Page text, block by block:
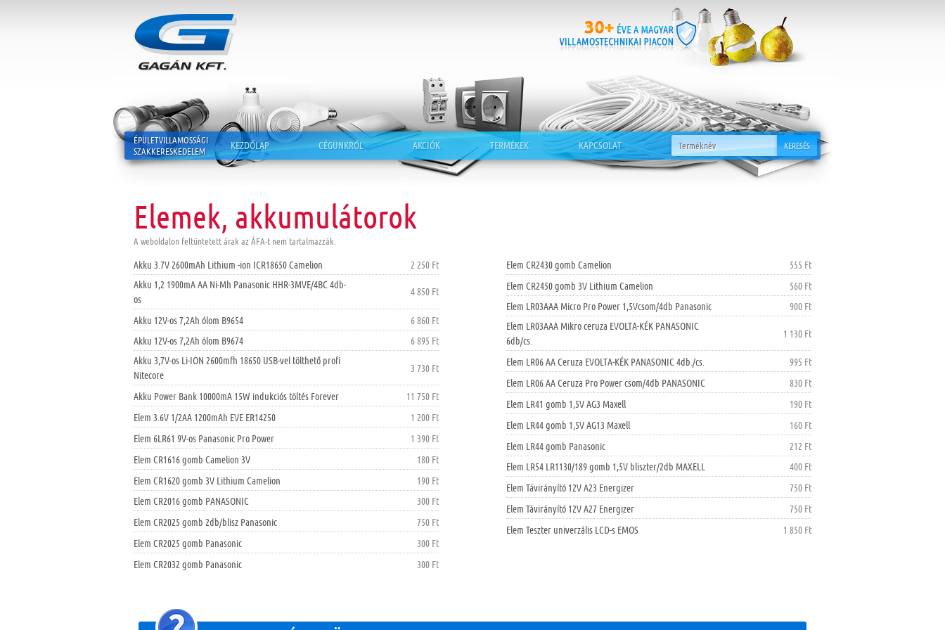
ÉPÜLETVILLAMOSSÁGI
SZAKKERESKEDELEM
KEZDŐLAP CÉGÜNKRŐL AKCIÓK TERMÉKEK KAPCSOLAT KERESÉS
Elemek, akkumulátorok
A weboldalon feltüntetett árak az ÁFA-t nem tartalmazzák.
Akku 3.7V 2600mAh Lithium -ion ICR18650 Camelion
2 250 Ft
Akku 1,2 1900mA AA Ni-Mh Panasonic HHR-3MVE/4BC 4db-
os
4 850 Ft
Akku 12V-os 7,2Ah ólom B9654
6 860 Ft
Akku 12V-os 7,2Ah ólom B9674
6 895 Ft
Akku 3,7V-os Li-ION 2600mfh 18650 USB-vel tölthető profi
Nitecore
3 730 Ft
Akku Power Bank 10000mA 15W indukciós töltés Forever
11 750 Ft
Elem 3.6V 1/2AA 1200mAh EVE ER14250
1 200 Ft
Elem 6LR61 9V-os Panasonic Pro Power
1 390 Ft
Elem CR1616 gomb Camelion 3V
180 Ft
Elem CR1620 gomb 3V Lithium Camelion
190 Ft
Elem CR2016 gomb PANASONIC
300 Ft
Elem CR2025 gomb 2db/blisz Panasonic
750 Ft
Elem CR2025 gomb Panasonic
300 Ft
Elem CR2032 gomb Panasonic
300 Ft
Elem CR2430 gomb Camelion
555 Ft
Elem CR2450 gomb 3V Lithium Camelion
560 Ft
Elem LR03AAA Micro Pro Power 1,5Vcsom/4db Panasonic
900 Ft
Elem LR03AAA Mikro ceruza EVOLTA-KÉK PANASONIC
6db/cs.
1 130 Ft
Elem LR06 AA Ceruza EVOLTA-KÉK PANASONIC 4db./cs.
995 Ft
Elem LR06 AA Ceruza Pro Power csom/4db PANASONIC
830 Ft
Elem LR41 gomb 1,5V AG3 Maxell
190 Ft
Elem LR44 gomb 1,5V AG13 Maxell
160 Ft
Elem LR44 gomb Panasonic
212 Ft
Elem LR54 LR1130/189 gomb 1,5V bliszter/2db MAXELL
400 Ft
Elem Távirányító 12V A23 Energizer
750 Ft
Elem Távirányító 12V A27 Energizer
750 Ft
Elem Teszter univerzális LCD-s EMOS
1 850 Ft